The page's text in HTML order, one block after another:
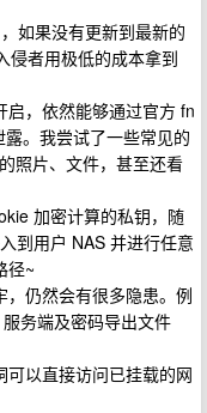
如果没有更新到最新的
侵者用极低的成本拿到
，依然能够通过官方 fn
。我尝试了一些常见的
照片、文件，甚至还看
加密计算的私钥，随
到用户 NAS 并进行任意
径~
仍然会有很多隐患。例
务端及密码导出文件
以直接访问已挂载的网